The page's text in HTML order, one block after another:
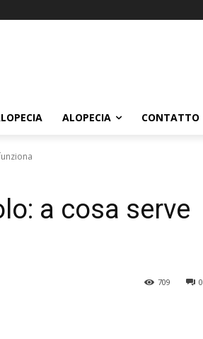
ALOPECIA CONTATTO
a cosa serve
0
709